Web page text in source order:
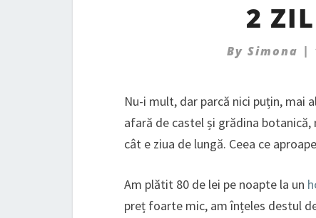
2
By Simona |
Nu-i mult, dar parcă nici puțin, mai
afară de castel și grădina
cât e ziua de lungă. Ceea ce
Am plătit 80 de lei pe noapte la un
preț foarte mic, am înțeles destul